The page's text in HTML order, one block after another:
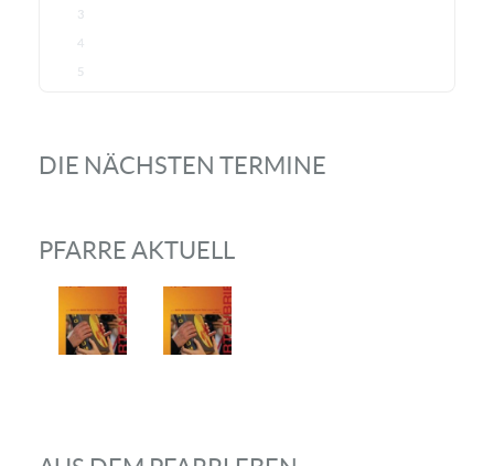
3
4
5
DIE NÄCHSTEN TERMINE
PFARRE AKTUELL